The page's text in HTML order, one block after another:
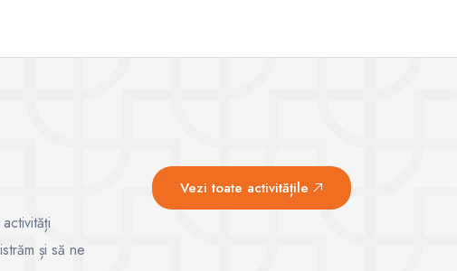
și să ne
Vezi toate activitățile